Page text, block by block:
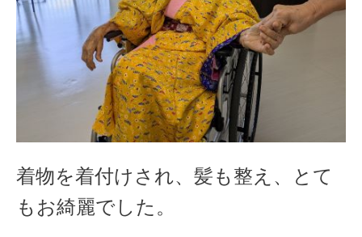
着物を着付けされ、髪も整え、とて
もお綺麗でした。